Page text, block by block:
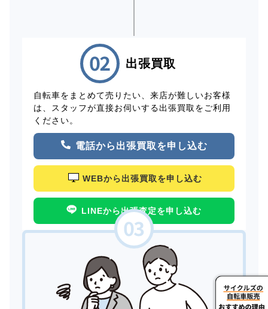
出張買取
自転車をまとめて売りたい、来店が難しいお客様
は、スタッフが直接お伺いする出張買取をご利用
ください。
電話から出張買取を申し込む
WEBから出張買取を申し込む
LINEから出張査定を申し込む